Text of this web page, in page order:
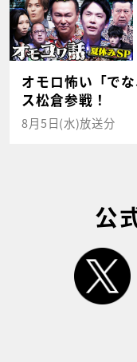
オモロ怖い「で
ス松倉参戦！
8月5日(水)放送分
公